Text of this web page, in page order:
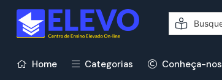
Home Categorias Conheça-nos